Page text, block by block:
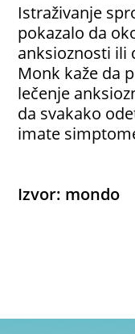
Istraživanje
pokazalo da
anksioznosti ili
Monk kaže da
lečenje
da svakako
imate
Izvor: mondo